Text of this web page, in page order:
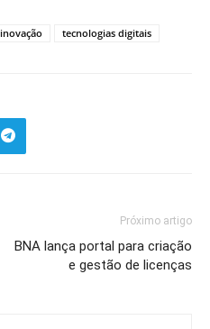
inovação tecnologias digitais
Próximo artigo
BNA lança portal para criação
e gestão de licenças